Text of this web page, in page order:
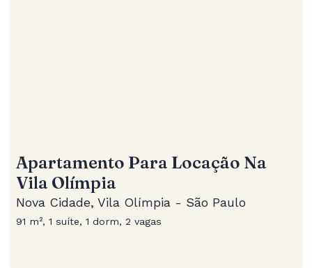
Apartamento Para Locação Na
Vila Olímpia
Nova Cidade, Vila Olímpia - São Paulo
91 m², 1 suíte, 1 dorm, 2 vagas